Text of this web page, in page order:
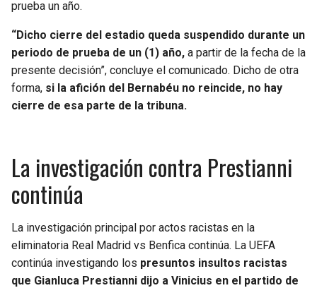
prueba un año.
“Dicho cierre del estadio queda suspendido durante un
periodo de prueba de un (1) año, a partir de la fecha de la
presente decisión”, concluye el comunicado. Dicho de otra
forma, si la afición del Bernabéu no reincide, no hay
cierre de esa parte de la tribuna.
La investigación contra Prestianni
continúa
La investigación principal por actos racistas en la
eliminatoria Real Madrid vs Benfica continúa. La UEFA
continúa investigando los presuntos insultos racistas
que Gianluca Prestianni dijo a Vinicius en el partido de